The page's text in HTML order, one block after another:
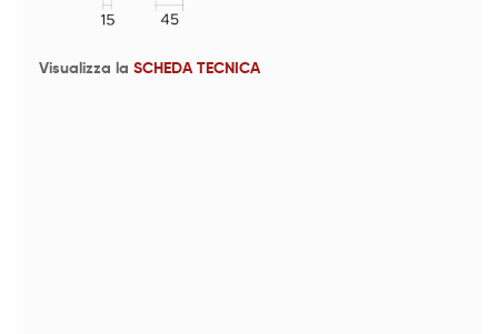
Visualizza la SCHEDA TECNICA